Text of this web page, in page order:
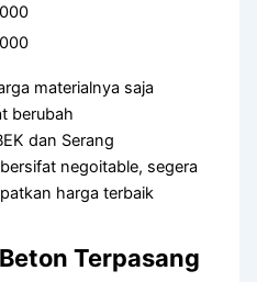
materialnya saja
berubah
dan Serang
negoitable, segera
harga terbaik
Terpasang